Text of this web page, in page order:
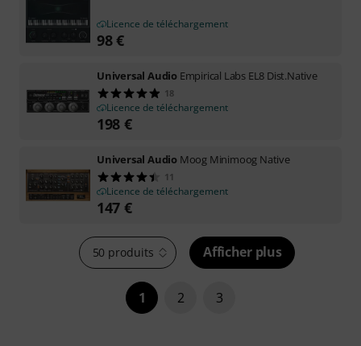
Licence de téléchargement
98€
Universal Audio Empirical Labs EL8 Dist.Native
18
Licence de téléchargement
198 €
Universal Audio Moog Minimoog Native
11
Licence de téléchargement
147 €
50 produits Afficher plus
1 2 3